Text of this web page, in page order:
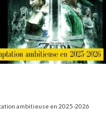
ambitieuse en 2025-2026